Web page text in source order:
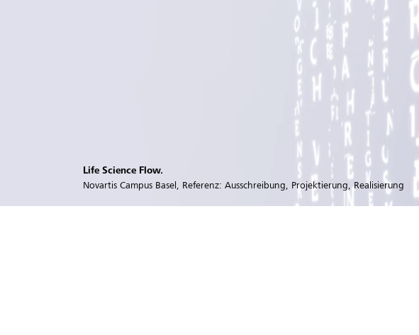
Life Science Flow.
Novartis Campus Basel, Referenz: Ausschreibung, Projektierung, Realisierung